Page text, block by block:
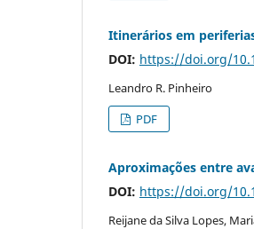
Itinerários em
DOI: https://doi.org/
Leandro R. Pinheiro
PDF
Aproximações entre
DOI: https://doi.org/
Reijane da Silva Lopes,